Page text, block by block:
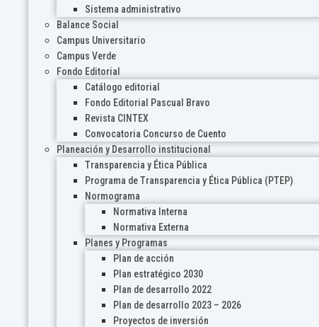
Sistema administrativo
Balance Social
Campus Universitario
Campus Verde
Fondo Editorial
Catálogo editorial
Fondo Editorial Pascual Bravo
Revista CINTEX
Convocatoria Concurso de Cuento
Planeación y Desarrollo institucional
Transparencia y Ética Pública
Programa de Transparencia y Ética Pública (PTEP)
Normograma
Normativa Interna
Normativa Externa
Planes y Programas
Plan de acción
Plan estratégico 2030
Plan de desarrollo 2022
Plan de desarrollo 2023 – 2026
Proyectos de inversión